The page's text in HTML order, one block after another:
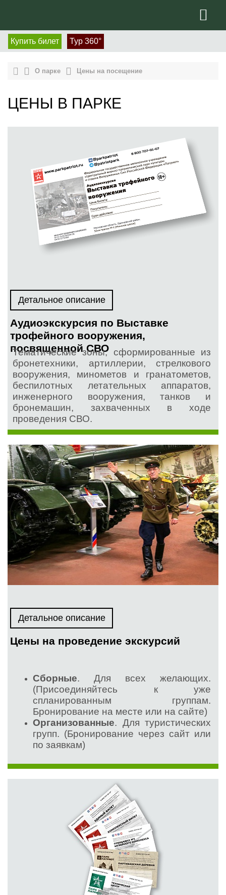
Купить билет Тур 360°
О парке Цены на посещение
ЦЕНЫ В ПАРКЕ
Детальное описание
Аудиоэкскурсия по Выставке
трофейного вооружения,
посвященной СВО
Тематические зоны, сформированные из
бронетехники, артиллерии, стрелкового
вооружения, минометов и гранатометов,
беспилотных летательных аппаратов,
инженерного вооружения, танков и
бронемашин, захваченных в ходе
проведения СВО.
Детальное описание
Цены на проведение экскурсий
Сборные. Для всех желающих.
(Присоединяйтесь к уже
спланированным группам.
Бронирование на месте или на сайте)
Организованные. Для туристических
групп. (Бронирование через сайт или
по заявкам)